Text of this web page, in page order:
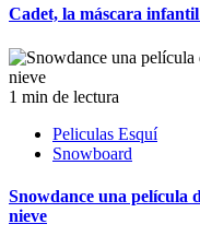
Cadet, la máscara
1 min de lectura
Peliculas Esquí
Snowboard
Snowdance una película
nieve